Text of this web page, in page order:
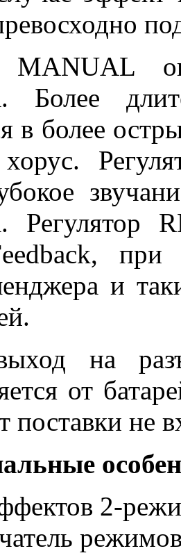
MANUAL
Более
в более
Регулятор
при
и
на
от
поставки не
2-